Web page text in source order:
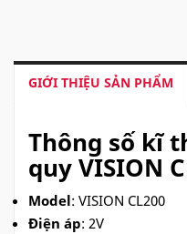
GIỚI THIỆU SẢN PHẨM
Thông số kĩ
quy VISION
Model: VISION CL200
Điện áp: 2V